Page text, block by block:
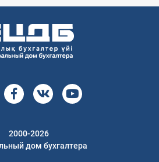
2000-2026
дом бухгалтера